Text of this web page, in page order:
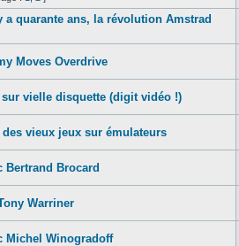
a quarante ans, la révolution Amstrad
Moves Overdrive
sur vielle disquette (digit vidéo !)
vieux jeux sur émulateurs
Bertrand Brocard
Warriner
Michel Winogradoff